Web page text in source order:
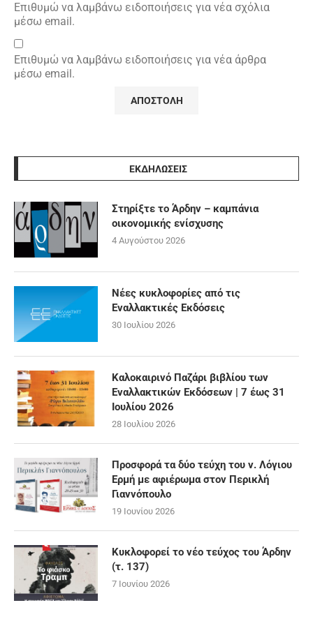
Επιθυμώ να λαμβάνω ειδοποιήσεις για νέα σχόλια
μέσω email.
Επιθυμώ να λαμβάνω ειδοποιήσεις για νέα άρθρα
μέσω email.
ΕΚΔΗΛΩΣΕΙΣ
Στηρίξτε το Άρδην – καμπάνια
οικονομικής ενίσχυσης
4 Αυγούστου 2026
Νέες κυκλοφορίες από τις
Εναλλακτικές Εκδόσεις
30 Ιουλίου 2026
Καλοκαιρινό Παζάρι βιβλίου των
Εναλλακτικών Εκδόσεων | 7 έως 31
Ιουλίου 2026
28 Ιουλίου 2026
Προσφορά τα δύο τεύχη του ν. Λόγιου
Ερμή με αφιέρωμα στον Περικλή
Γιαννόπουλο
19 Ιουνίου 2026
Κυκλοφορεί το νέο τεύχος του Άρδην
(τ. 137)
7 Ιουνίου 2026